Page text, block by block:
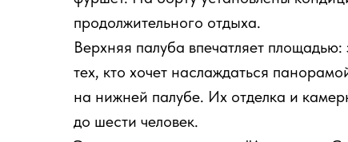
продолжительного отдыха.
Верхняя палуба впечатляет
тех, кто хочет наслаждаться
на нижней палубе. Их отделка и
до шести человек.